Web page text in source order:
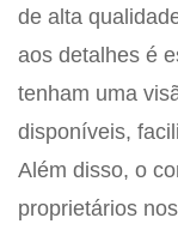
de alta
aos detalhes é
tenham uma
disponíveis,
Além disso, o
proprietários